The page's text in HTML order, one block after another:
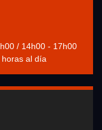
/ 14h00 - 17h00
al día